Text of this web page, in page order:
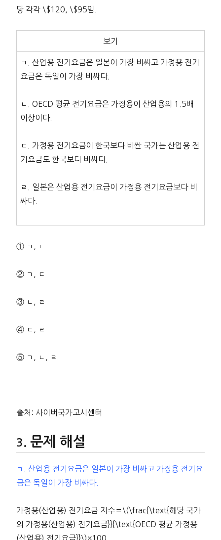
당 각각 \$120, \$95임.
보기
ㄱ. 산업용 전기요금은 일본이 가장 비싸고 가정용 전기
요금은 독일이 가장 비싸다.
ㄴ. OECD 평균 전기요금은 가정용이 산업용의 1.5배
이상이다.
ㄷ. 가정용 전기요금이 한국보다 비싼 국가는 산업용 전
기요금도 한국보다 비싸다.
ㄹ. 일본은 산업용 전기요금이 가정용 전기요금보다 비
싸다.
① ㄱ, ㄴ
② ㄱ, ㄷ
③ ㄴ, ㄹ
④ ㄷ, ㄹ
⑤ ㄱ, ㄴ, ㄹ
출처: 사이버국가고시센터
문제 해설
ㄱ. 산업용 전기요금은 일본이 가장 비싸고 가정용 전기요
금은 독일이 가장 비싸다.
가정용(산업용) 전기요금 지수＝\(\frac{\text{해당 국가
의 가정용(산업용) 전기요금}}{\text{OECD 평균 가정용
(산업용) 전기요금}}\)×100